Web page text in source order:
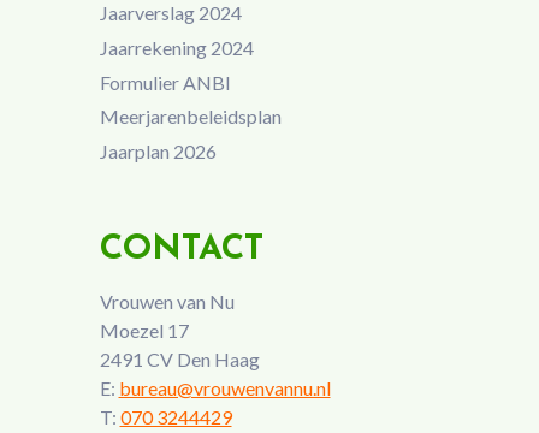
Jaarverslag 2024
Jaarrekening 2024
Formulier ANBI
Meerjarenbeleidsplan
Jaarplan 2026
CONTACT
Vrouwen van Nu
Moezel 17
2491 CV Den Haag
E: bureau@vrouwenvannu.nl
T: 070 3244429